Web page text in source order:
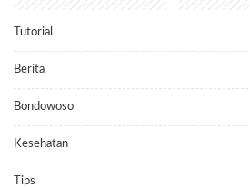
Tutorial
Berita
Bondowoso
Kesehatan
Tips